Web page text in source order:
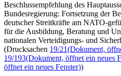
Beschlussempfehlung des
Bundesregierung: Fortsetzung der
deutscher Streitkräfte am NATO-
für die Ausbildung, Beratung und
nationalen Verteidigungs- und
(Drucksachen 19/21(Dokument,
19/193(Dokument, öffnet ein neues
öffnet ein neues Fenster))